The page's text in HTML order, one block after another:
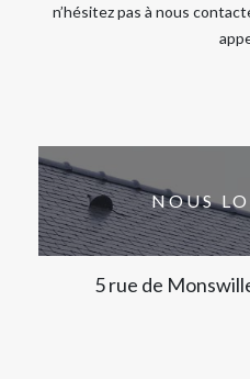
n’hésitez pas à nous
NOUS
5 rue de